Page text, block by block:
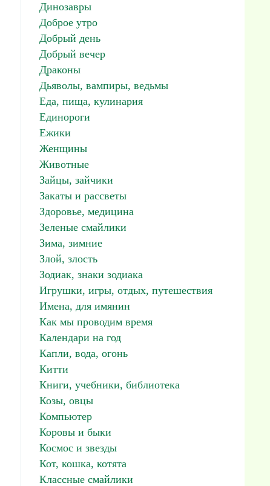
Динозавры
Доброе утро
Добрый день
Добрый вечер
Драконы
Дьяволы, вампиры, ведьмы
Еда, пища, кулинария
Единороги
Ежики
Женщины
Животные
Зайцы, зайчики
Закаты и рассветы
Здоровье, медицина
Зеленые смайлики
Зима, зимние
Злой, злость
Зодиак, знаки зодиака
Игрушки, игры, отдых, путешествия
Имена, для имянин
Как мы проводим время
Календари на год
Капли, вода, огонь
Китти
Книги, учебники, библиотека
Козы, овцы
Компьютер
Коровы и быки
Космос и звезды
Кот, кошка, котята
Классные смайлики